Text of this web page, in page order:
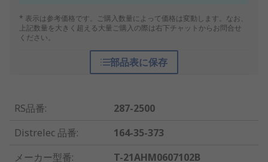
* 表示は参考価格です。ご購入数量によって価格は変動します。なお、
上記数量を大きく超える大量ご購入の際は右下チャットからお問合せ
ください。
部品表に保存
RS品番:
287-2500
Distrelec 品番:
164-35-373
メーカー型番:
T-21AHM0607102B